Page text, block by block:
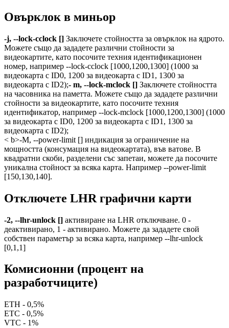
Овърклок в миньор
-j, --lock-cclock [] Заключете стойността за овърклок на ядрото.
Можете също да зададете различни стойности за
видеокартите, като посочите техния идентификационен
номер, например --lock-cclock [1000,1200,1300] (1000 за
видеокарта с ID0, 1200 за видеокарта с ID1, 1300 за
видеокарта с ID2);- m, --lock-mclock [] Заключете стойността
на часовника на паметта. Можете също да зададете различни
стойности за видеокартите, като посочите техния
идентификатор, например --lock-mclock [1000,1200,1300] (1000
за видеокарта с ID0, 1200 за видеокарта с ID1, 1300 за
видеокарта с ID2);
< b>-M, --power-limit [] индикация за ограничение на
мощността (консумация на видеокартата), във ватове. В
квадратни скоби, разделени със запетаи, можете да посочите
уникална стойност за всяка карта. Например --power-limit
[150,130,140].
Отключете LHR графични карти
-2, --lhr-unlock [] активиране на LHR отключване. 0 -
деактивирано, 1 - активирано. Можете да зададете свой
собствен параметър за всяка карта, например --lhr-unlock
[0,1,1]
Комисионни (процент на
разработчиците)
ETH - 0,5%
ETC - 0,5%
VTC - 1%